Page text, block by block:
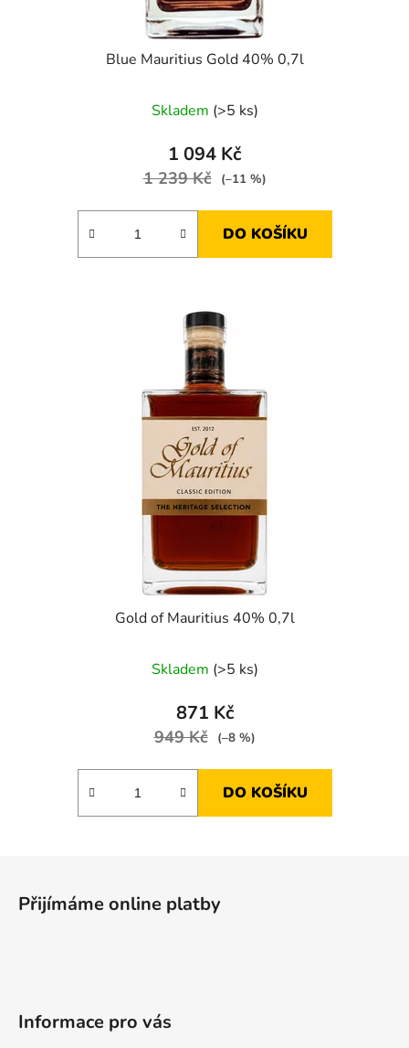
Blue Mauritius Gold 40% 0,7l
Skladem (>5 ks)
1 094 Kč
1 239 Kč (–11 %)
DO KOŠÍKU
Gold of Mauritius 40% 0,7l
Skladem (>5 ks)
871 Kč
949 Kč (–8 %)
DO KOŠÍKU
Přijímáme online platby
Informace pro vás